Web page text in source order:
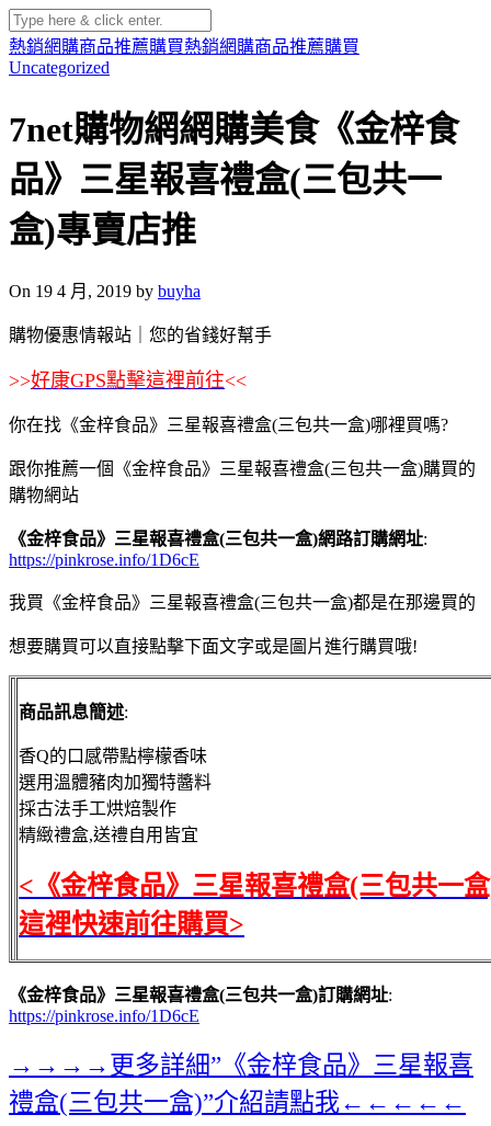
熱銷網購商品推薦購買熱銷網購商品推薦購買
Uncategorized
7net購物網網購美食《金梓食
品》三星報喜禮盒(三包共一
盒)專賣店推
On 19 4 月, 2019 by buyha
購物優惠情報站｜您的省錢好幫手
>>好康GPS點擊這裡前往<<
你在找《金梓食品》三星報喜禮盒(三包共一盒)哪裡買嗎?
跟你推薦一個《金梓食品》三星報喜禮盒(三包共一盒)購買的
購物網站
《金梓食品》三星報喜禮盒(三包共一盒)網路訂購網址:
https://pinkrose.info/1D6cE
我買《金梓食品》三星報喜禮盒(三包共一盒)都是在那邊買的
想要購買可以直接點擊下面文字或是圖片進行購買哦!
商品訊息簡述:
香Q的口感帶點檸檬香味
選用溫體豬肉加獨特醬料
採古法手工烘焙製作
精緻禮盒,送禮自用皆宜
<《金梓食品》三星報喜禮盒(三包共一
這裡快速前往購買>
《金梓食品》三星報喜禮盒(三包共一盒)訂購網址:
https://pinkrose.info/1D6cE
→→→→更多詳細”《金梓食品》三星報喜
禮盒(三包共一盒)”介紹請點我←←←←←